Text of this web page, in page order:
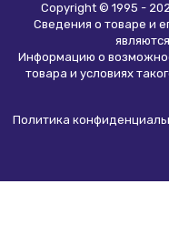
Copyright © 1995 -
Сведения о товаре и
являются
Информацию о
товара и условиях
Политика